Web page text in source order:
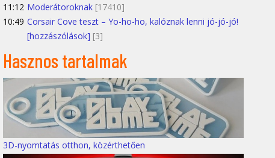
11:12 Moderátoroknak [17410]
10:49 Corsair Cove teszt – Yo-ho-ho, kalóznak lenni jó-jó-jó!
[hozzászólások] [3]
Hasznos tartalmak
3D-nyomtatás otthon, közérthetően